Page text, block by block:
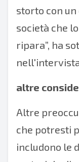
storto con un
società che
ripara”, ha
altre
Altre
che potresti
includono le